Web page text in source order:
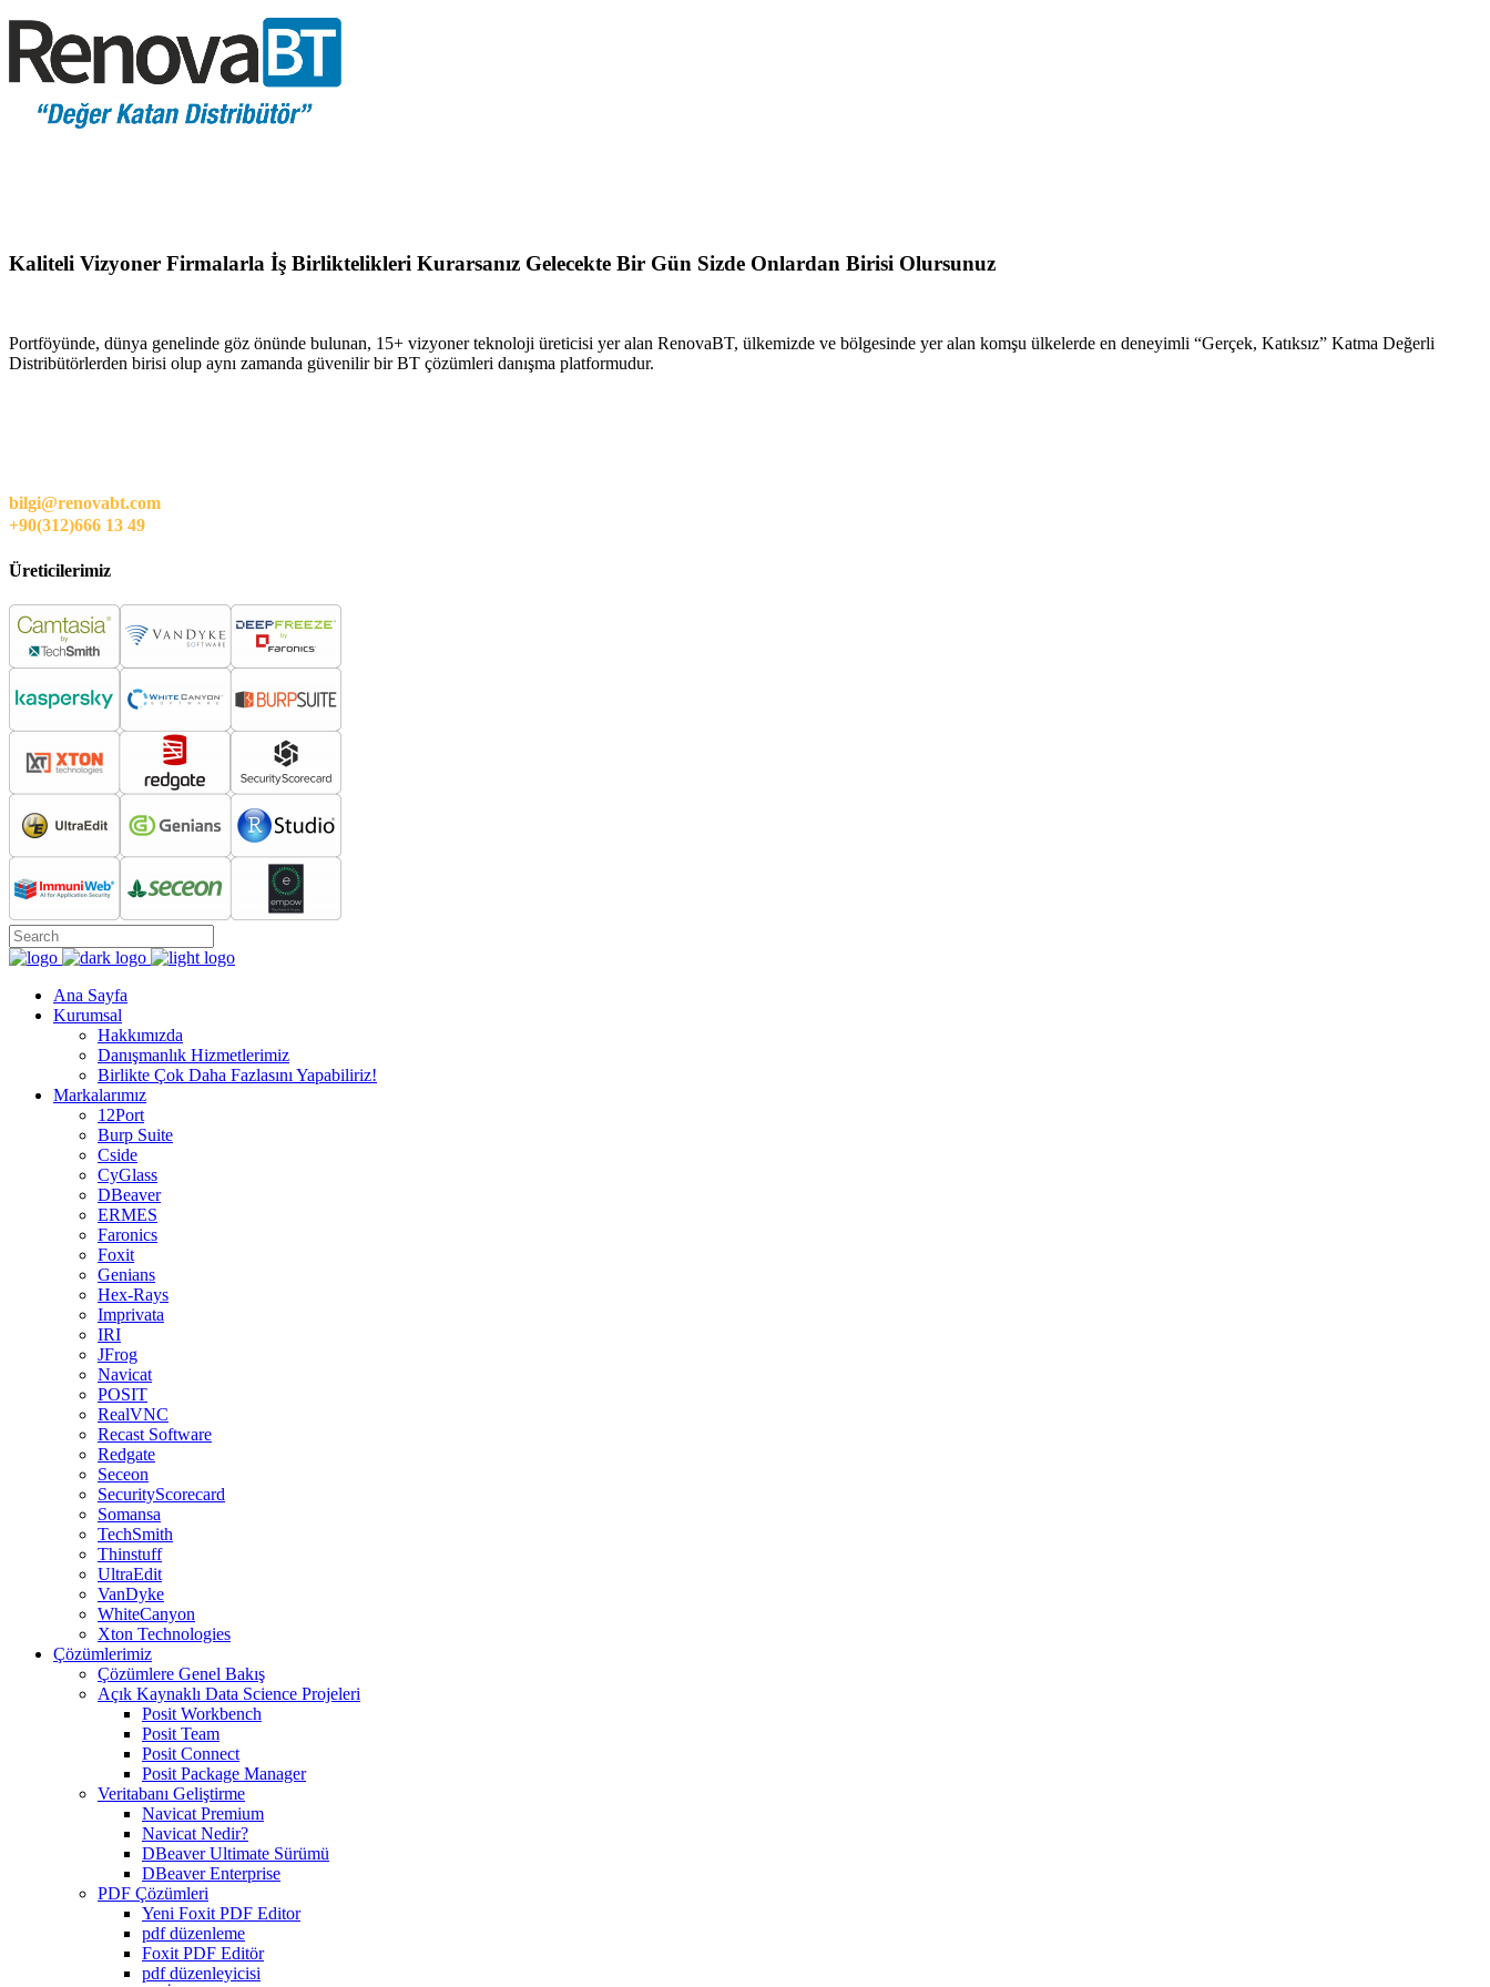
Kaliteli Vizyoner Firmalarla İş Birliktelikleri Kurarsanız Gelecekte Bir Gün Sizde Onlardan Birisi Olursunuz
Portföyünde, dünya genelinde göz önünde bulunan, 15+ vizyoner teknoloji üreticisi yer alan RenovaBT, ülkemizde ve bölgesinde yer alan komşu ülkelerde en deneyimli “Gerçek, Katıksız” Katma Değerli
Distribütörlerden birisi olup aynı zamanda güvenilir bir BT çözümleri danışma platformudur.
bilgi@renovabt.com
+90(312)666 13 49
Üreticilerimiz
Ana Sayfa
Kurumsal
Hakkımızda
Danışmanlık Hizmetlerimiz
Birlikte Çok Daha Fazlasını Yapabiliriz!
Markalarımız
12Port
Burp Suite
Cside
CyGlass
DBeaver
ERMES
Faronics
Foxit
Genians
Hex-Rays
Imprivata
IRI
JFrog
Navicat
POSIT
RealVNC
Recast Software
Redgate
Seceon
SecurityScorecard
Somansa
TechSmith
Thinstuff
UltraEdit
VanDyke
WhiteCanyon
Xton Technologies
Çözümlerimiz
Çözümlere Genel Bakış
Açık Kaynaklı Data Science Projeleri
Posit Workbench
Posit Team
Posit Connect
Posit Package Manager
Veritabanı Geliştirme
Navicat Premium
Navicat Nedir?
DBeaver Ultimate Sürümü
DBeaver Enterprise
PDF Çözümleri
Yeni Foxit PDF Editor
pdf düzenleme
Foxit PDF Editör
pdf düzenleyicisi